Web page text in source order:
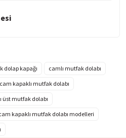
dolap kapağı
camlı mutfak dolabı
cam kapaklı mutfak dolabı
üst mutfak dolabı
kapaklı mutfak dolabı modelleri